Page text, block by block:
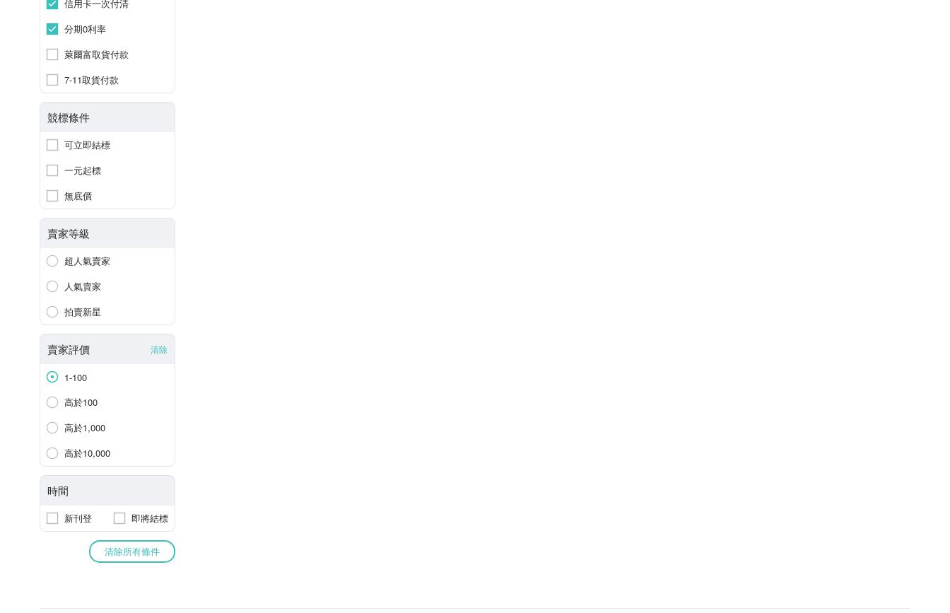
信用卡一次付清
分期0利率
萊爾富取貨付款
7-11取貨付款
競標條件
可立即結標
一元起標
無底價
賣家等級
超人氣賣家
人氣賣家
拍賣新星
賣家評價 清除
1-100
高於100
高於1,000
高於10,000
時間
新刊登 即將結標
清除所有條件